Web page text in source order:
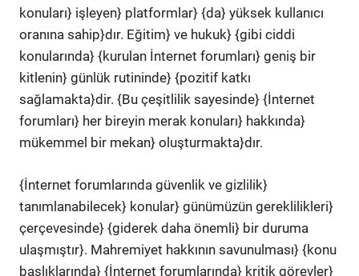
konuları} işleyen} platformlar} {da} yüksek kullanıcı
oranına sahip}dır. Eğitim} ve hukuk} {gibi ciddi
konularında} {kurulan İnternet forumları} geniş bir
kitlenin} günlük rutininde} {pozitif katkı
sağlamakta}dir. {Bu çeşitlilik sayesinde} {İnternet
forumları} her bireyin merak konuları} hakkında}
mükemmel bir mekan} oluşturmakta}dır.
{İnternet forumlarında güvenlik ve gizlilik}
tanımlanabilecek} konular} günümüzün gereklilikleri}
çerçevesinde} {giderek daha önemli} bir duruma
ulaşmıştır}. Mahremiyet hakkının savunulması} {konu
başlıklarında} {İnternet forumlarında} kritik görevler}